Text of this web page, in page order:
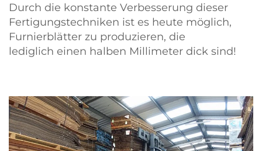
Durch die konstante Verbesserung dieser
Fertigungstechniken ist es heute möglich,
Furnierblätter zu produzieren, die
lediglich einen halben Millimeter dick sind!